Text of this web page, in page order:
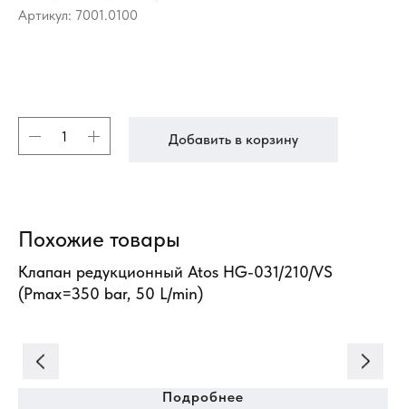
Артикул: 7001.0100
Добавить в корзину
Похожие товары
Клапан редукционный Atos HG-031/210/VS
(Pmax=350 bar, 50 L/min)
Подробнее